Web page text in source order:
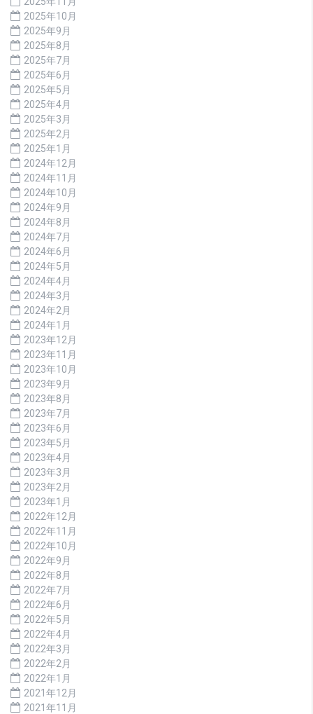
2025年10月
2025年9月
2025年8月
2025年7月
2025年6月
2025年5月
2025年4月
2025年3月
2025年2月
2025年1月
2024年12月
2024年11月
2024年10月
2024年9月
2024年8月
2024年7月
2024年6月
2024年5月
2024年4月
2024年3月
2024年2月
2024年1月
2023年12月
2023年11月
2023年10月
2023年9月
2023年8月
2023年7月
2023年6月
2023年5月
2023年4月
2023年3月
2023年2月
2023年1月
2022年12月
2022年11月
2022年10月
2022年9月
2022年8月
2022年7月
2022年6月
2022年5月
2022年4月
2022年3月
2022年2月
2022年1月
2021年12月
2021年11月